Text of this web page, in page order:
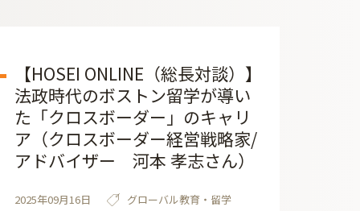
【HOSEI ONLINE（総長対談）】
法政時代のボストン留学が導い
た「クロスボーダー」のキャリ
ア（クロスボーダー経営戦略家/
アドバイザー 河本 孝志さん）
2025年09月16日 グローバル教育・留学